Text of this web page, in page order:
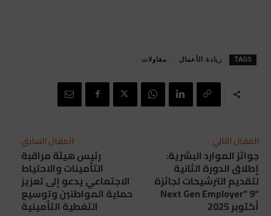
TAGS ريادة الأعمال مقاولات
المقال السابق
رئيس هيئة مراقبة
التأمينات والاحتياط
الاجتماعي يدعو إلى تعزيز
حماية المواطنين وتوسيع
التغطية التأمينية
المقال التالي
جوائز الموارد البشرية:
إطلاق الدورة الثانية
لتقديم الترشيحات لجائزة
“Next Gen Employer” 9
أكتوبر 2025